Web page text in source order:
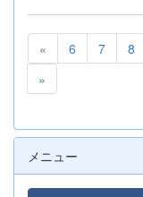
« 6 7 8
»
メニュー